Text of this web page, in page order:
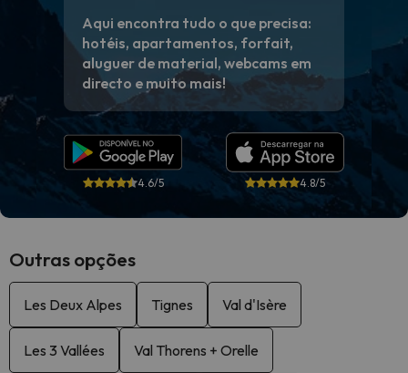
Aqui encontra tudo o que precisa:
hotéis, apartamentos, forfait,
aluguer de material, webcams em
directo e muito mais!
4.6/5 4.8/5
Outras opções
Les Deux Alpes Tignes Val d'Isère
Les 3 Vallées Val Thorens + Orelle